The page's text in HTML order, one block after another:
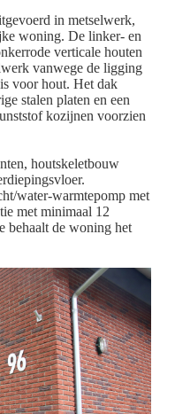
in metselwerk,
woning. De linker- en
verticale houten
vanwege de ligging
voor hout. Het dak
stalen platen en een
kozijnen voorzien
houtskeletbouw
water-warmtepomp met
met minimaal 12
behaalt de woning het